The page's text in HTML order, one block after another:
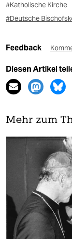
#Katholische Kirche
#Deutsche
Feedback
Diesen Artikel
Mehr zum